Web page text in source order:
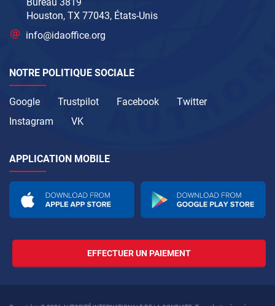
Houston, TX 77043, États-Unis
info@idaoffice.org
NOTRE POLITIQUE SOCIALE
Google Trustpilot Facebook
Twitter
Instagram
VK
APPLICATION MOBILE
EFFECTUER UN PAIEMENT